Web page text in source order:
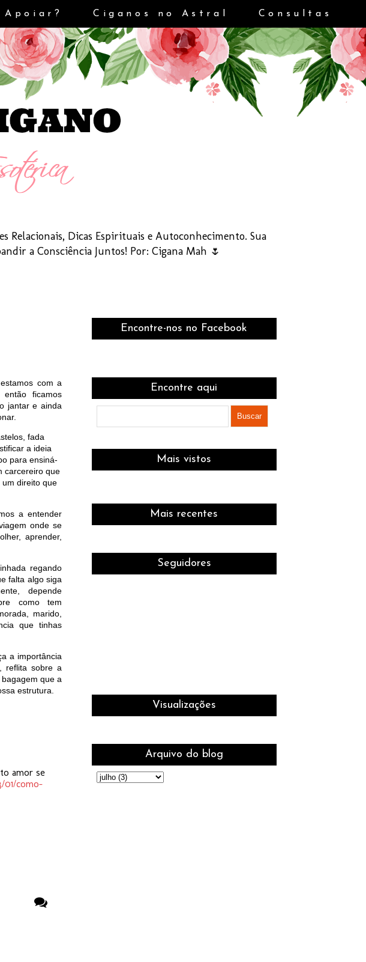
Dicas Espirituais e Autoconhecimento. Sua
a Consciência Juntos! Por: Cigana Mah 🌷
Apoiar? Ciganos no Astral Consultas
com a
ficamos
jantar e ainda
fada
a ideia
para ensiná-
carcereiro que
direito que
a entender
onde se
aprender,
regando
falta algo siga
depende
como tem
marido,
que tinhas
a importância
reflita sobre a
que a
estrutura.
amor se
01/como-
Encontre-nos no Facebook
Encontre aqui
Mais vistos
Mais recentes
Seguidores
Visualizações
Arquivo do blog